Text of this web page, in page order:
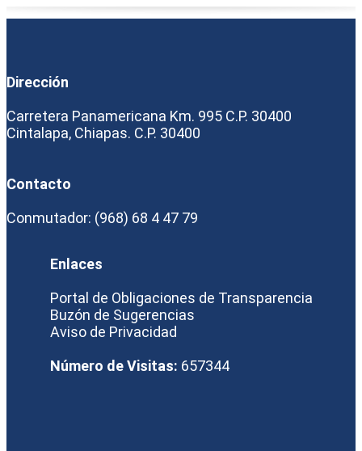
Dirección
Carretera Panamericana Km. 995 C.P. 30400
Cintalapa, Chiapas. C.P. 30400
Contacto
Conmutador: (968) 68 4 47 79
Enlaces
Portal de Obligaciones de Transparencia
Buzón de Sugerencias
Aviso de Privacidad
Número de Visitas: 657344